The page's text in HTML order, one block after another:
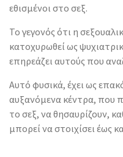
εθισμένοι στο σεξ.
Το γεγονός ότι η
κατοχυρωθεί ως
επηρεάζει αυτούς που
Αυτό φυσικά, έχει ως
αυξανόμενα κέντρα, που
το σεξ, να θησαυρίζουν,
μπορεί να στοιχίσει έως